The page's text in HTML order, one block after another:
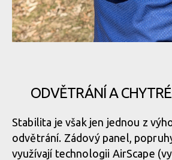
Osprey Escapist Velocity 6
Osprey Escapist Velocity 6
Osprey Escapist Velocity 6
Osprey Escapist Velocity 6
ODVĚTRÁNÍ A
Stabilita je však jen jednou z
odvětrání. Zádový panel,
využívají technologii AirScape